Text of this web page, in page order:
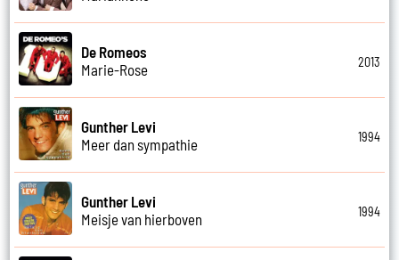
De Romeos
Marie-Rose
2013
Gunther Levi
Meer dan sympathie
1994
Gunther Levi
Meisje van hierboven
1994